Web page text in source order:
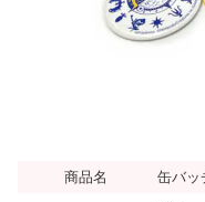
商品名 缶バッ